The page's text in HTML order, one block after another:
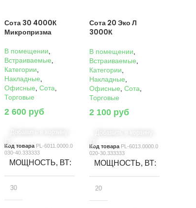
Сота 30 4000К
Микропризма
В помещении
Встраиваемые
Категории
Накладные
Офисные ,Сота
Торговые
2 600 руб
Код товара PL-6011.0000.0
030-40.333333
МОЩНОСТЬ, ВТ
30
Сота 20 Эко Л
3000К
В помещении
Встраиваемые
Категории
Накладные
Офисные ,Сота
Торговые
2 100 руб
Код товара PL-6013.0000.0
020-30.333333
МОЩНОСТЬ, ВТ
20